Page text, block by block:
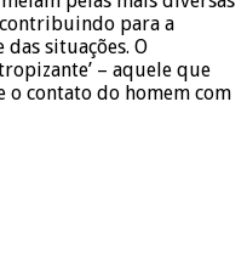
para a
situações. O
– aquele que
contato do homem com